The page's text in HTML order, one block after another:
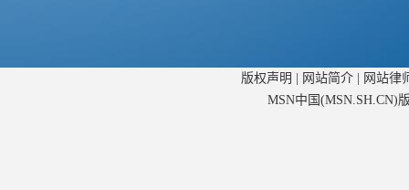
版权声明 网站简介|
网站律
MSN中国(MSN.SH.CN)